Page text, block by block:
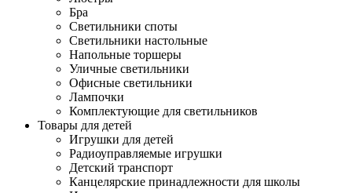
Бра
Светильники споты
Светильники настольные
Напольные торшеры
Уличные светильники
Офисные светильники
Лампочки
Комплектующие для светильников
Товары для детей
Игрушки для детей
Радиоуправляемые игрушки
Детский транспорт
Канцелярские принадлежности для школы